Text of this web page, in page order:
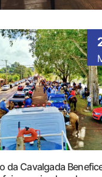
da Cavalgada